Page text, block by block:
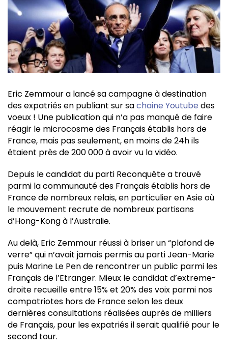
Eric Zemmour a lancé sa campagne à destination
des expatriés en publiant sur sachaine Youtube des
voeux ! Une publication qui n’a pas manqué de faire
réagir le microcosme des Français établis hors de
France, mais pas seulement, en moins de 24h ils
étaient près de 200 000 à avoir vu la vidéo.
Depuis le candidat du parti Reconquête a trouvé
parmi la communauté des Français établis hors de
France de nombreux relais, en particulier en Asie où
le mouvement recrute de nombreux partisans
d’Hong-Kong à l’Australie.
Au delà, Eric Zemmour réussi à briser un “plafond de
verre” qui n’avait jamais permis au parti Jean-Marie
puis Marine Le Pen de rencontrer un public parmi les
Français de l’Etranger. Mieux le candidat d’extreme-
droite recueille entre 15% et 20% des voix parmi nos
compatriotes hors de France selon les deux
dernières consultations réalisées auprès de milliers
de Français, pour les expatriés il serait qualifié pour le
second tour.